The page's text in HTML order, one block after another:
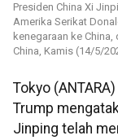
Presiden China Xi
Amerika Serikat
kenegaraan ke
China, Kamis (14/5/
Tokyo
Trump
Jinping telah